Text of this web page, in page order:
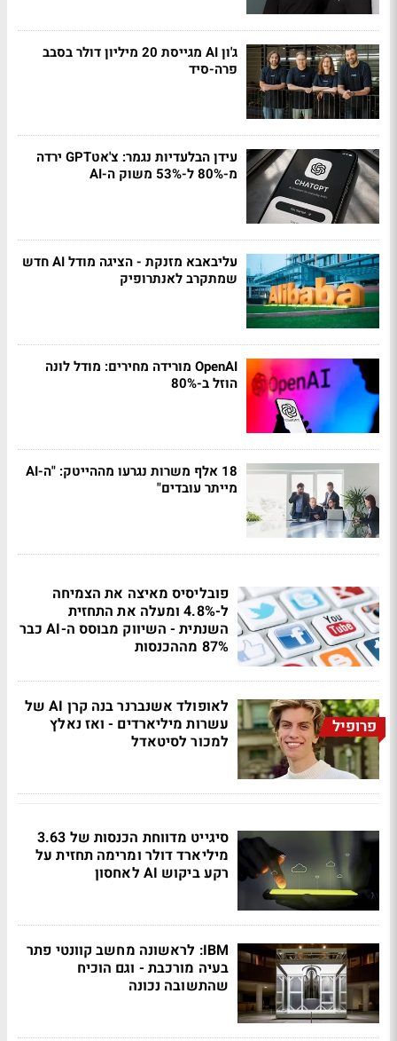
ג'ון AI מגייסת 20 מיליון דולר בסבב
פרה-סיד
עידן הבלעדיות נגמר: צ'אטGPT ירדה
מ-80% ל-53% משוק ה-AI
עליבאבא מזנקת - הציגה מודל AI חדש
שמתקרב לאנתרופיק
OpenAI מורידה מחירים: מודל לונה
הוזל ב-80%
18 אלף משרות נגרעו מההייטק: "ה-AI
מייתר עובדים"
פובליסיס מאיצה את הצמיחה
ל-4.8% ומעלה את התחזית
השנתית - השיווק מבוסס ה-AI כבר
87% מההכנסות
פרופיל
לאופולד אשנברנר בנה קרן AI של
עשרות מיליארדים - ואז נאלץ
למכור לסיטאדל
סיגייט מדווחת הכנסות של 3.63
מיליארד דולר ומרימה תחזית על
רקע ביקוש AI לאחסון
IBM: לראשונה מחשב קוונטי פתר
בעיה מורכבת - וגם הוכיח
שהתשובה נכונה